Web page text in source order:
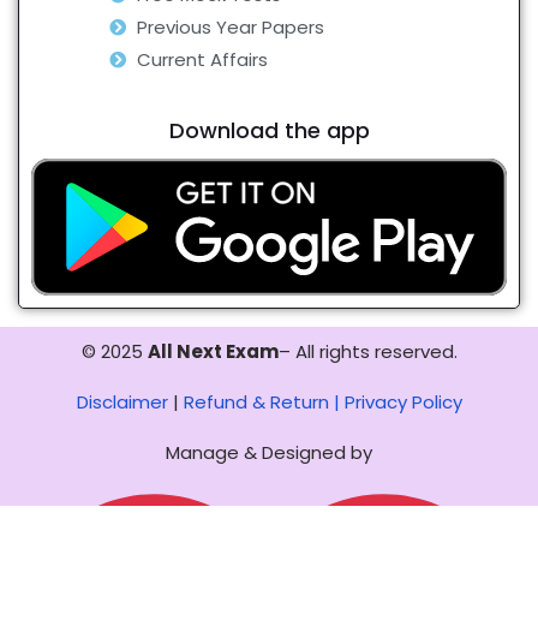
Previous Year Papers
Current Affairs
Download the app
© 2025 All Next Exam– All rights reserved.
Disclaimer| Refund & Return | Privacy Policy
Manage & Designed by